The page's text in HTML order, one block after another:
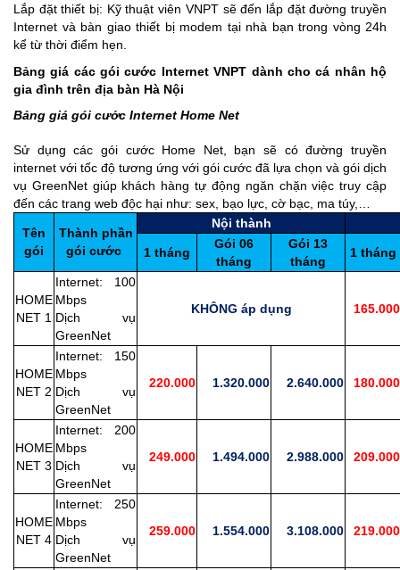
Lắp đặt thiết bị: Kỹ thuật viên VNPT sẽ đến lắp đặt đường truyền
Internet và bàn giao thiết bị modem tại nhà bạn trong vòng 24h
kể từ thời điểm hẹn.
Bảng giá các gói cước Internet VNPT dành cho cá nhân hộ
gia đình trên địa bàn Hà Nội
Bảng giá gói cước Internet Home Net
Sử dụng các gói cước Home Net, bạn sẽ có đường truyền
internet với tốc độ tương ứng với gói cước đã lựa chọn và gói dịch
vụ GreenNet giúp khách hàng tự động ngăn chặn việc truy cập
đến các trang web độc hại như: sex, bạo lực, cờ bạc, ma túy,…
Tên
gói
Thành phần
gói cước
Nội thành
1 tháng
Gói 06
tháng
Gói 13
tháng
1 tháng
HOME
NET 1
Internet: 100
Mbps
Dịch vụ
GreenNet
KHÔNG áp dụng 165.000
HOME
NET 2
Internet: 150
Mbps
Dịch vụ
GreenNet
220.000 1.320.000 2.640.000 180.000
HOME
NET 3
Internet: 200
Mbps
Dịch vụ
GreenNet
249.000 1.494.000 2.988.000 209.000
HOME
NET 4
Internet: 250
Mbps
Dịch vụ
GreenNet
259.000 1.554.000 3.108.000 219.000